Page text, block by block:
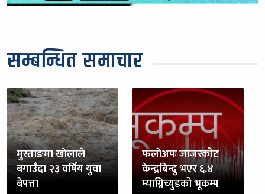
सम्बन्धित समाचार
मुस्ताङमा खाेलाले
बगाउँदा २३ वर्षिय युवा
बेपत्ता
फलाेअपः जाजरकोट
केन्द्रबिन्दु भएर ६.४
म्याग्निच्युडको भूकम्प